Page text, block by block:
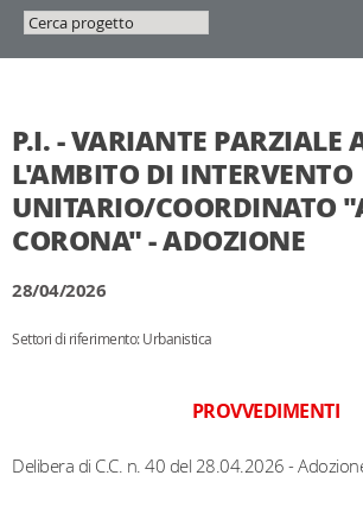
Cerca
progetto
la
ricerca
P.I. - VARIANTE PARZIALE
L'AMBITO DI INTERVENTO
UNITARIO/COORDINATO
CORONA" - ADOZIONE
28/04/2026
Settori di riferimento: Urbanistica
PROVVEDIMENTI
Delibera di C.C. n. 40 del 28.04.2026 -